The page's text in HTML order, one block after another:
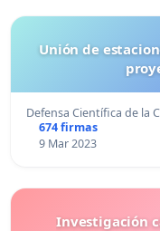
Unión de
Defensa Científica de la
674 firmas
9 Mar 2023
Investigación